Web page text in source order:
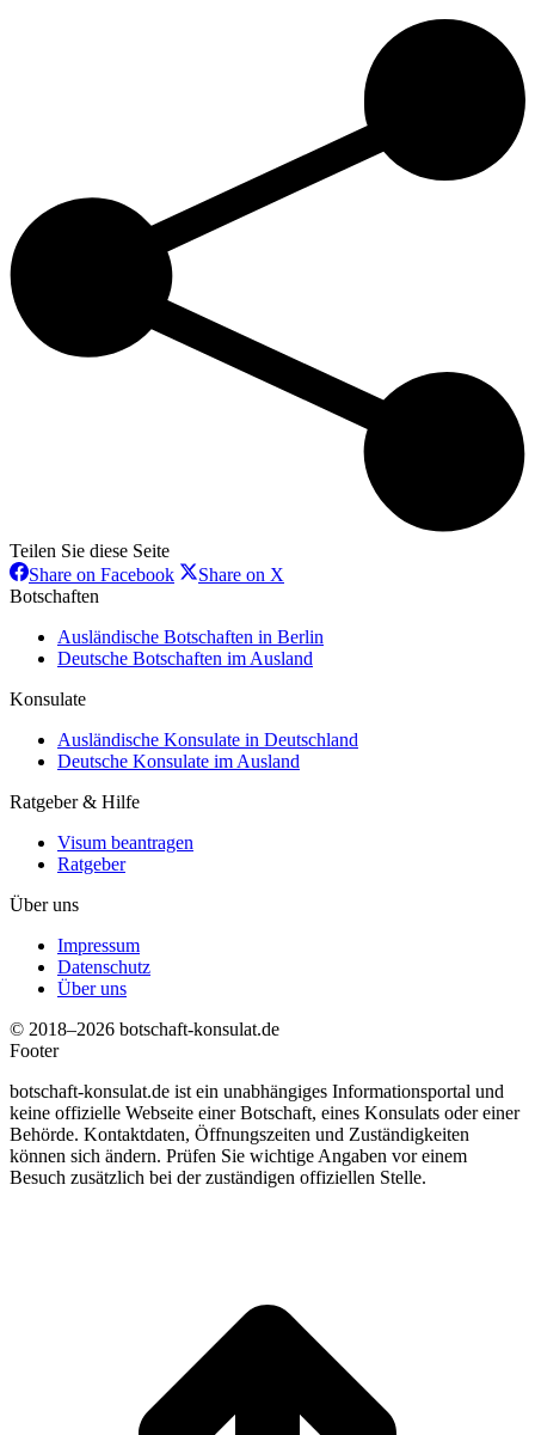
Teilen Sie diese Seite
Share on FacebookShareShare on X
Botschaften
Ausländische Botschaften in Berlin
Deutsche Botschaften im Ausland
Konsulate
Ausländische Konsulate in Deutschland
Deutsche Konsulate im Ausland
Ratgeber & Hilfe
Visum beantragen
Ratgeber
Über uns
Impressum
Datenschutz
Über uns
© 2018–2026 botschaft-konsulat.de
Footer
botschaft-konsulat.de ist ein unabhängiges Informationsportal und
keine offizielle Webseite einer Botschaft, eines Konsulats oder einer
Behörde. Kontaktdaten, Öffnungszeiten und Zuständigkeiten
können sich ändern. Prüfen Sie wichtige Angaben vor einem
Besuch zusätzlich bei der zuständigen offiziellen Stelle.